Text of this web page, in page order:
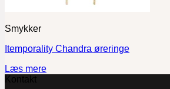
Smykker
Itemporality Chandra øreringe
Læs mere
Kontakt